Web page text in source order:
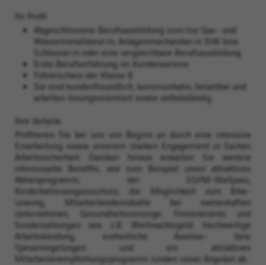
Ihr Profil
Abgeschlossene Berufsausbildung zum/zur Gas- und
Wasserinstallateur:in, Anlagenmechaniker:in SHK bzw.
Schlosser:in oder eine vergleichbare Berufsausbildung
Erste Berufserfahrung im Kundenservice
Führerschein der Klasse B
Sie sind kundenfreundlich, kommunikativ, belastbar und
arbeiten lösungsorientiert sowie selbstständig
Ihre Vorteile
Profitieren Sie bei uns von Beginn an durch eine intensive
Einarbeitung sowie unserem starken Engagement in Sachen
Arbeitssicherheit. Darüber hinaus erwarten Sie weitere
interessante Benefits, wie zum Beispiel unser attraktives
Aktienprogramm, der EGYM-Wellpass,
Kinderbetreuungszuschuss, die Möglichkeit zum Bike-
Leasing, Mitarbeitendenrabatte bei namenhaften
Unternehmen, Gesundheitsvorsorge, Firmenevents und
Sonderzahlungen wie z.B. Weihnachtsgeld. Hochwertige
Arbeitskleidung, einheitliche Auslöse- bzw.
Spesenregelungen und ein attraktives
Mitarbeiterempfehlungsprogramm runden unser Angebot ab.